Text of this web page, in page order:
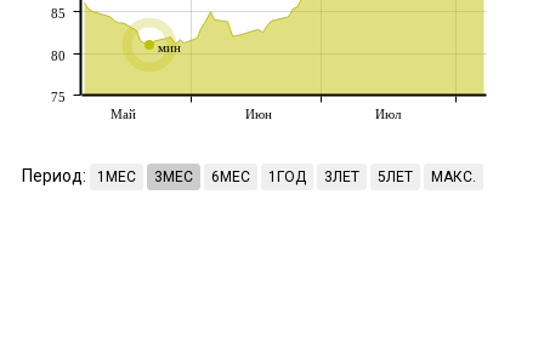
мин
Май Июн Июл
75
80
85
Период: 1МЕС 3МЕС 6МЕС 1ГОД 3ЛЕТ 5ЛЕТ МАКС.